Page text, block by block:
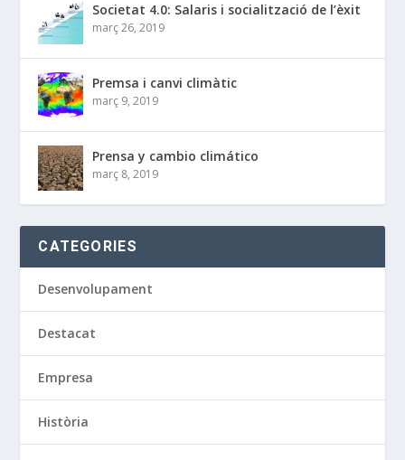
Societat 4.0: Salaris i socialització de l’èxit
març 26, 2019
Premsa i canvi climàtic
març 9, 2019
Prensa y cambio climático
març 8, 2019
CATEGORIES
Desenvolupament
Destacat
Empresa
Història